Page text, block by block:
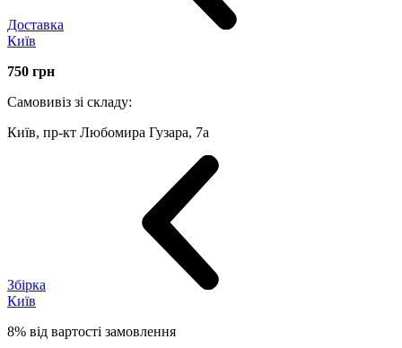
Доставка
Київ
750 грн
Самовивіз зі складу:
Київ, пр-кт Любомира Гузара, 7а
Збірка
Київ
8% від вартості замовлення